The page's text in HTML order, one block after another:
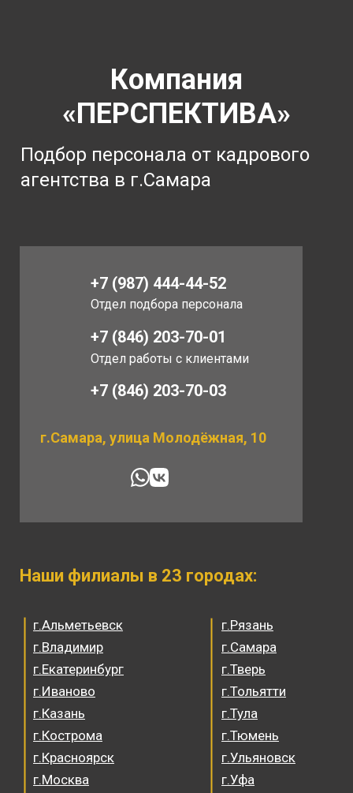
г.Рязань
г.Самара
г.Тверь
г.Тольятти
г.Тула
г.Тюмень
г.Ульяновск
г.Уфа
г.Альметьевск
г.Владимир
г.Екатеринбург
г.Иваново
г.Казань
г.Кострома
г.Красноярск
г.Москва
Наши филиалы в 23 городах:
Отдел работы с клиентами
Отдел подбора персонала
+7 (987) 444-44-52
+7 (846) 203-70-01
+7 (846) 203-70-03
г.Самара, улица Молодёжная, 10
Подбор персонала от кадрового
агентства в г.Самара
Компания
«ПЕРСПЕКТИВА»